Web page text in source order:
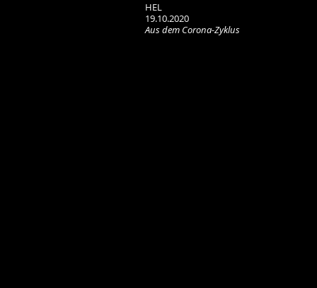
HEL
19.10.2020
Aus dem Corona-Zyklus